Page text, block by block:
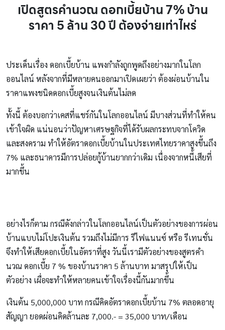
เปิดสูตรคํานวณ ดอกเบี้ยบ้าน 7% บ้าน
ราคา 5 ล้าน 30 ปี ต้องจ่ายเท่าไหร่
ประเด็นเรื่อง ดอกเบี้ยบ้าน แพงกำลังถูกพูดถึงอย่างมากในโลก
ออนไลน์ หลังจากที่มีหลายคนออกมาเปิดเผยว่า ต้องผ่อนบ้านใน
ราคาแพงชนิดดอกเบี้ยสูงจนเงินต้นไม่ลด
ทั้งนี้ ต้องบอกว่าเคสที่แชร์กันในโลกออนไลน์ มีบางส่วนที่ทำให้คน
เข้าใจผิด แน่นอนว่าปัญหาเศรษฐกิจที่ได้รับผลกระทบจากโควิด
และสงคราม ทำให้อัตราดอกเบี้ยบ้านในประเทศไทยราคาสูงขึ้นถึง
7% และธนาคารมีการปล่อยกู้บ้านยากกว่าเดิม เนื่องจากหนี้เสียที่
มากขึ้น
อย่างไรก็ตาม กรณีดังกล่าวในโลกออนไลน์เป็นตัวอย่างของการผ่อน
บ้านแบบไม่โปะเงินต้น รวมถึงไม่มีการ รีไฟแนนซ์ หรือ รีเทนชั่น
จึงทำให้เสียดอกเบี้ยในอัตราที่สูง วันนี้เรามีตัวอย่างของสูตรคํา
นวณ ดอกเบี้ย 7 % ของบ้านราคา 5 ล้านบาท มาสรุปให้เป็น
ตัวอย่าง เผื่อจะทำให้หลายคนเข้าใจเรื่องนี้กันมากขึ้น
เงินต้น 5,000,000 บาท กรณีคิดอัตราดอกเบี้ยบ้าน 7% ตลอดอายุ
สัญญา ยอดผ่อนคิดล้านละ 7,000.- = 35,000 บาท/เดือน